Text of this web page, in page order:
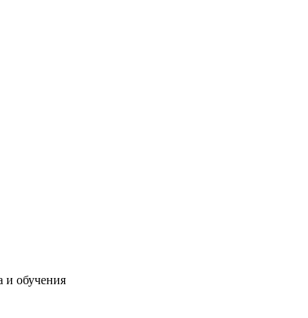
и обучения